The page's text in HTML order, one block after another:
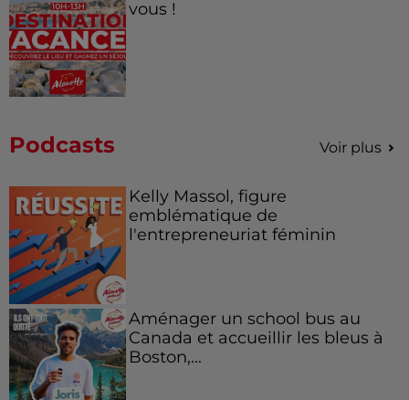
vous !
Podcasts Voir plus
Kelly Massol, figure
emblématique de
l'entrepreneuriat féminin
Aménager un school bus au
Canada et accueillir les bleus à
Boston,...